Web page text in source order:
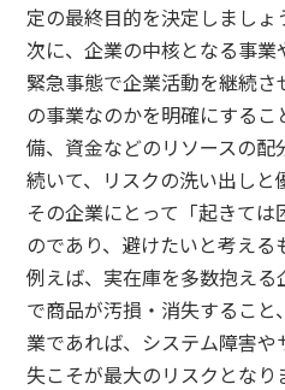
定の最終目的を決定しましょ
次に、企業の中核となる事業
緊急事態で企業活動を継続
の事業なのかを明確にする
備、資金などのリソースの配
続いて、リスクの洗い出しと
その企業にとって「起きて
のであり、避けたいと考える
例えば、実在庫を多数抱え
で商品が汚損・消失するこ
業であれば、システム障害
失こそが最大のリスクとなり